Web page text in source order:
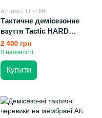
Артикул: UT-169
Тактичне демісезонне
взуття Tactic HARD
(coyote) військові
демісезонні
напівчеревики
2 400 грн
В наявності
Купити